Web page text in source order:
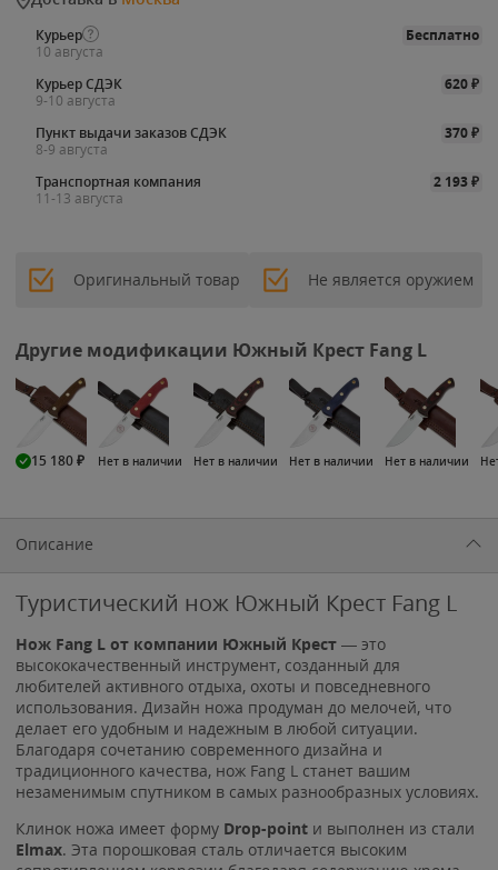
Курьер
Бесплатно
10 августа
Курьер СДЭК
620₽
9-10 августа
Пункт выдачи заказов СДЭК
370₽
8-9 августа
Транспортная компания
2 193₽
11-13 августа
Оригинальный товар Не является оружием
Другие модификации Южный Крест Fang L
15 180₽ Нет в наличии Нет в наличии Нет в наличии Нет в наличии
Описание
Туристический нож Южный Крест Fang L
Нож Fang L от компании Южный Крест — это
высококачественный инструмент, созданный для
любителей активного отдыха, охоты и повседневного
использования. Дизайн ножа продуман до мелочей, что
делает его удобным и надежным в любой ситуации.
Благодаря сочетанию современного дизайна и
традиционного качества, нож Fang L станет вашим
незаменимым спутником в самых разнообразных условиях.
Клинок ножа имеет форму Drop-point и выполнен из стали
Elmax. Эта порошковая сталь отличается высоким